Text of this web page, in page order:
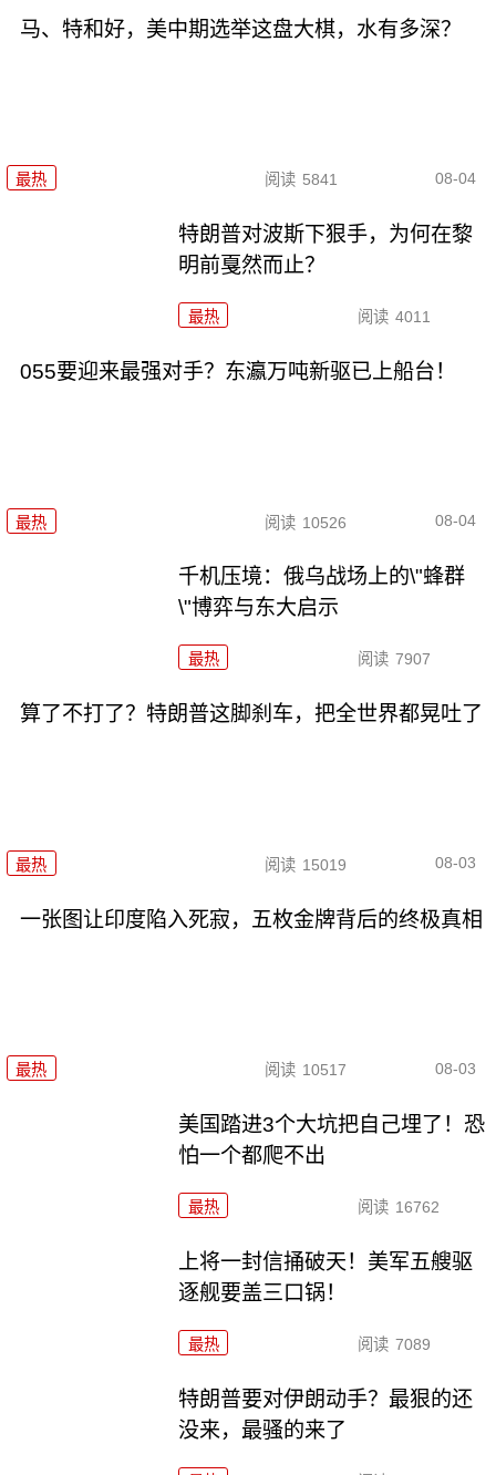
马、特和好，美中期选举这盘大棋，水有多深？
最热 阅读 5841 08-04
特朗普对波斯下狠手，为何在黎
明前戛然而止？
最热 阅读 4011
055要迎来最强对手？东瀛万吨新驱已上船台！
最热 阅读 10526 08-04
千机压境：俄乌战场上的\"蜂群
\"博弈与东大启示
最热 阅读 7907
算了不打了？特朗普这脚刹车，把全世界都晃吐了
最热 阅读 15019 08-03
一张图让印度陷入死寂，五枚金牌背后的终极真相
最热 阅读 10517 08-03
美国踏进3个大坑把自己埋了！恐
怕一个都爬不出
最热 阅读 16762
上将一封信捅破天！美军五艘驱
逐舰要盖三口锅！
最热 阅读 7089
特朗普要对伊朗动手？最狠的还
没来，最骚的来了